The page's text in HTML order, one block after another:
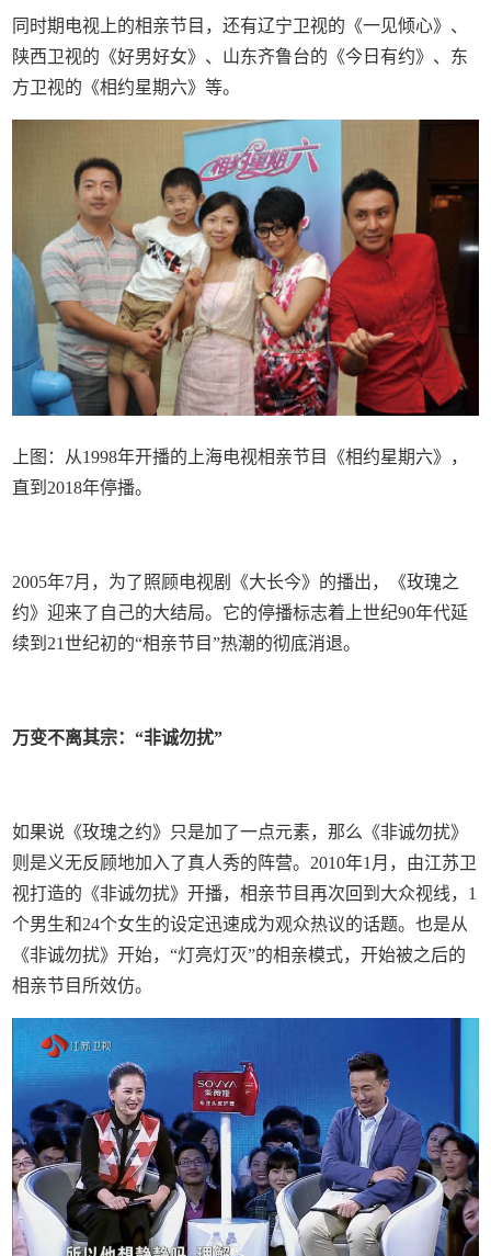
同时期电视上的相亲节目，还有辽宁卫视的《一见倾心》、
陕西卫视的《好男好女》、山东齐鲁台的《今日有约》、东
方卫视的《相约星期六》等。
上图：从1998年开播的上海电视相亲节目《相约星期六》，
直到2018年停播。
2005年7月，为了照顾电视剧《大长今》的播出，《玫瑰之
约》迎来了自己的大结局。它的停播标志着上世纪90年代延
续到21世纪初的“相亲节目”热潮的彻底消退。
万变不离其宗：“非诚勿扰”
如果说《玫瑰之约》只是加了一点元素，那么《非诚勿扰》
则是义无反顾地加入了真人秀的阵营。2010年1月，由江苏卫
视打造的《非诚勿扰》开播，相亲节目再次回到大众视线，1
个男生和24个女生的设定迅速成为观众热议的话题。也是从
《非诚勿扰》开始，“灯亮灯灭”的相亲模式，开始被之后的
相亲节目所效仿。